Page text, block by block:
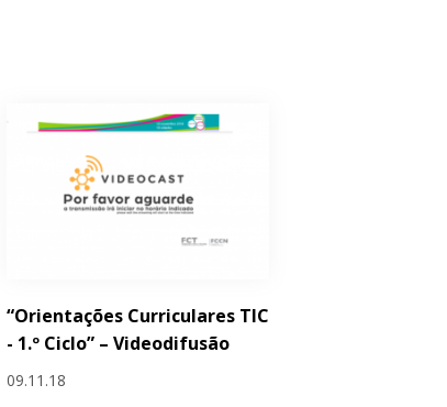
“Orientações Curriculares TIC
- 1.º Ciclo” – Videodifusão
09.11.18